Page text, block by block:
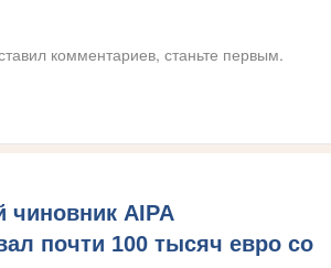
комментариев, станьте первым.
AIPA
почти 100 тысяч евро со